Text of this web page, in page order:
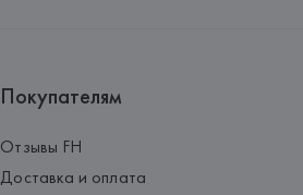
Покупателям
Отзывы FH
Доставка и оплата